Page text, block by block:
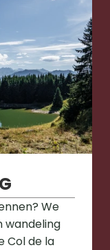
We
wandeling
Col de la